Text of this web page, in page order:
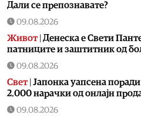
Дали се препознавате?
09.08.2026
Живот| Денеска е Свети
патниците и заштитник од
09.08.2026
Свет| Јапонка уапсена
2.000 нарачки од онлајн
09.08.2026